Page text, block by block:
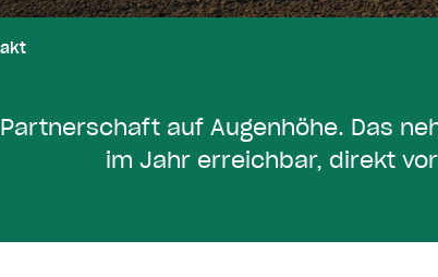
Partnerschaft auf Augenhöhe. Das ne
im Jahr erreichbar, direkt vor